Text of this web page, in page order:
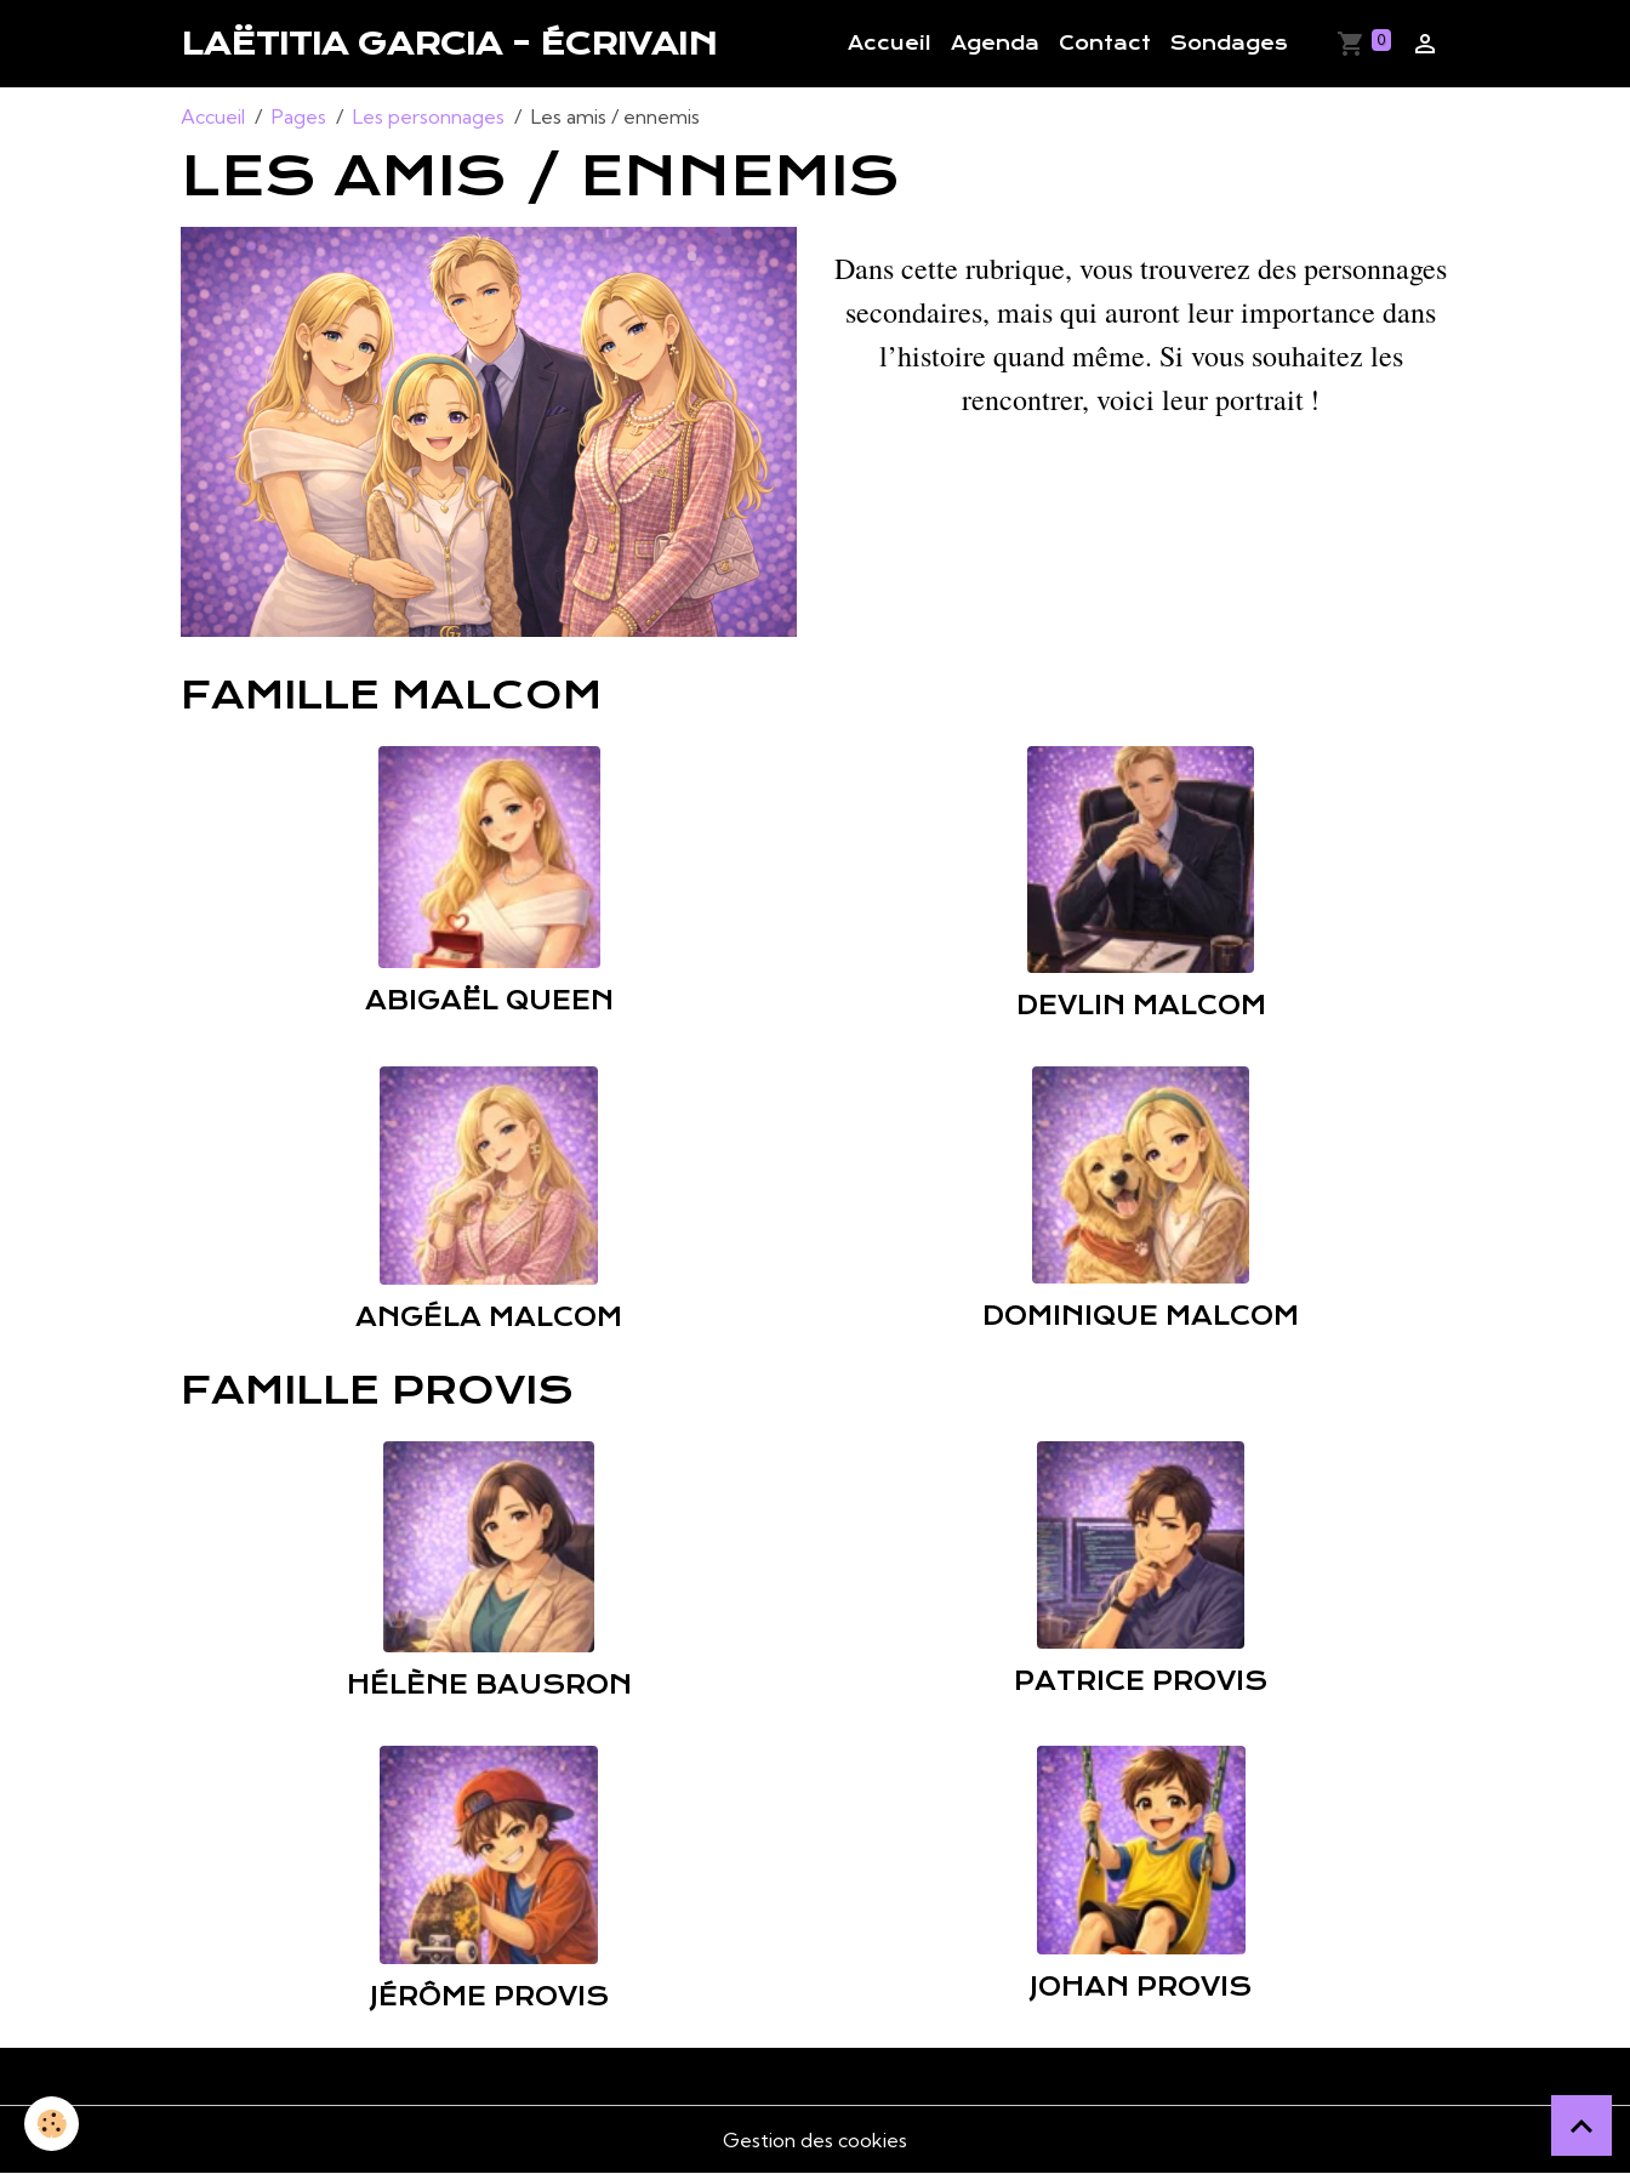
LAËTITIA GARCIA - ÉCRIVAIN Accueil Agenda Contact Sondages 0
Accueil Pages Les personnages Les amis / ennemis
LES AMIS / ENNEMIS
Dans cette rubrique, vous trouverez des personnages
secondaires, mais qui auront leur importance dans
l’histoire quand même. Si vous souhaitez les
rencontrer, voici leur portrait !
FAMILLE MALCOM
ABIGAËL QUEEN DEVLIN MALCOM
ANGÉLA MALCOM DOMINIQUE MALCOM
FAMILLE PROVIS
HÉLÈNE BAUSRON PATRICE PROVIS
JÉRÔME PROVIS JOHAN PROVIS
Gestion des cookies